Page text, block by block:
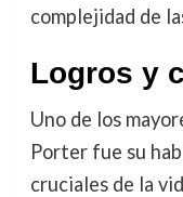
complejidad de
Logros y
Uno de los
Porter fue su
cruciales de la